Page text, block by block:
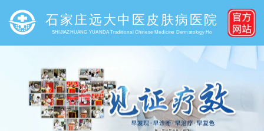
石家庄远大中医皮肤病医院
SHIJIAZHUANG YUANDA Traditional Chinese Medicine Dermatology Ho